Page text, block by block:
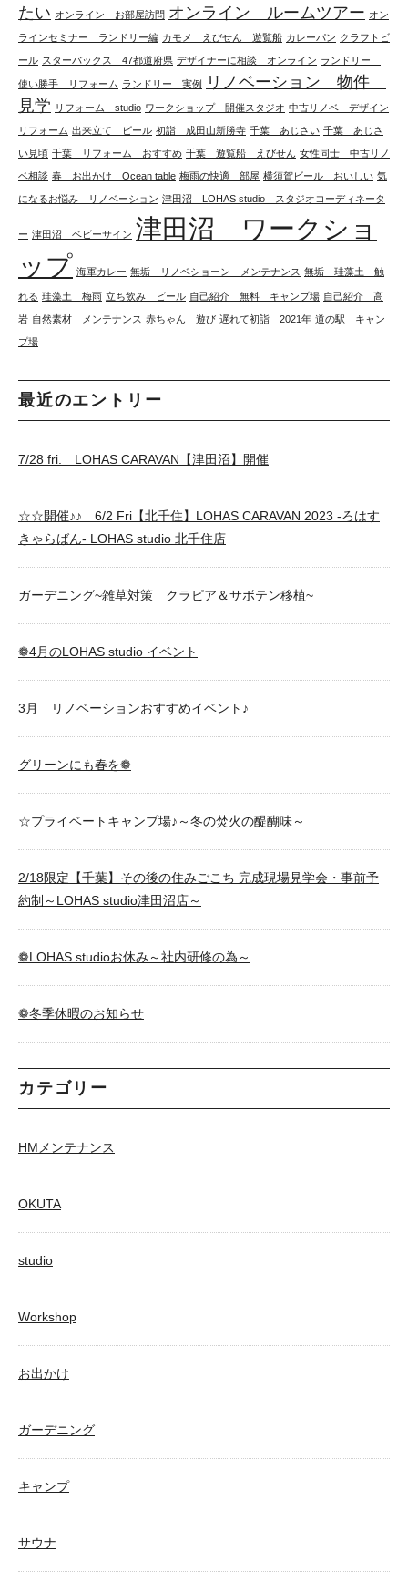
たい オンライン お部屋訪問 オンライン ルームツアー オン
ラインセミナー ランドリー編 カモメ えびせん 遊覧船 カレーパン クラフトビ
ール スターバックス 47都道府県 デザイナーに相談 オンライン ランドリー
使い勝手 リフォーム ランドリー 実例
リノベーション 物件
見学 リフォーム studio ワークショップ 開催スタジオ 中古リノベ デザイン
リフォーム 出来立て ビール 初詣 成田山新勝寺 千葉 あじさい 千葉 あじさ
い見頃 千葉 リフォーム おすすめ 千葉 遊覧船 えびせん 女性同士 中古リノ
ベ相談 春 お出かけ Ocean table 梅雨の快適 部屋 横須賀ビール おいしい 気
になるお悩み リノベーション 津田沼 LOHAS studio スタジオコーディネータ
ー 津田沼 ベビーサイン 津田沼 ワークショ
ップ 海軍カレー 無垢 リノベショーン メンテナンス 無垢 珪藻土 触
れる 珪藻土 梅雨 立ち飲み ビール 自己紹介 無料 キャンプ場 自己紹介 高
岩 自然素材 メンテナンス 赤ちゃん 遊び 遅れて初詣 2021年 道の駅 キャン
プ場
最近のエントリー
7/28 fri. LOHAS CARAVAN【津田沼】開催
☆☆開催♪♪ 6/2 Fri【北千住】LOHAS CARAVAN 2023 -ろはす
きゃらばん- LOHAS studio 北千住店
ガーデニング~雑草対策 クラピア＆サボテン移植~
❁4月のLOHAS studio イベント
3月 リノベーションおすすめイベント♪
グリーンにも春を❁
☆プライベートキャンプ場♪～冬の焚火の醍醐味～
2/18限定【千葉】その後の住みごこち 完成現場見学会・事前予
約制～LOHAS studio津田沼店～
❁LOHAS studioお休み～社内研修の為～
❁冬季休暇のお知らせ
カテゴリー
HMメンテナンス
OKUTA
studio
Workshop
お出かけ
ガーデニング
キャンプ
サウナ